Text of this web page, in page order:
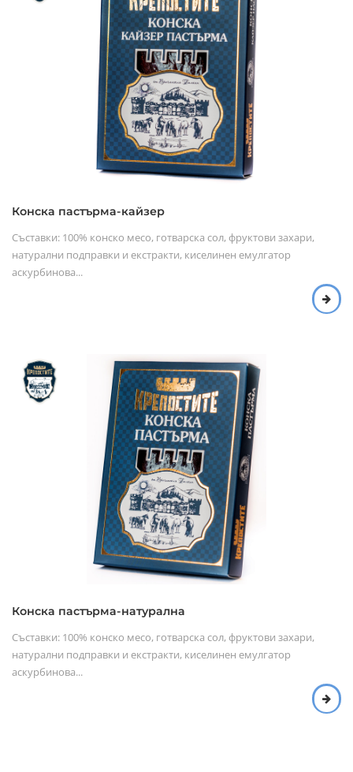
Конска пастърма-кайзер
Съставки: 100% конско месо, готварска сол, фруктови захари,
натурални подправки и екстракти, киселинен емулгатор
аскурбинова...
Конска пастърма-натурална
Съставки: 100% конско месо, готварска сол, фруктови захари,
натурални подправки и екстракти, киселинен емулгатор
аскурбинова...